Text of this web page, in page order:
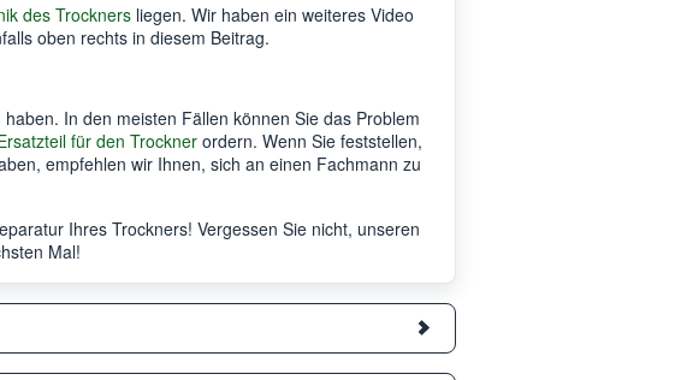
des Trockners liegen. Wir haben ein weiteres Video
oben rechts in diesem Beitrag.
In den meisten Fällen können Sie das Problem
für den Trockner ordern. Wenn Sie feststellen,
empfehlen wir Ihnen, sich an einen Fachmann zu
Ihres Trockners! Vergessen Sie nicht, unseren
Mal!